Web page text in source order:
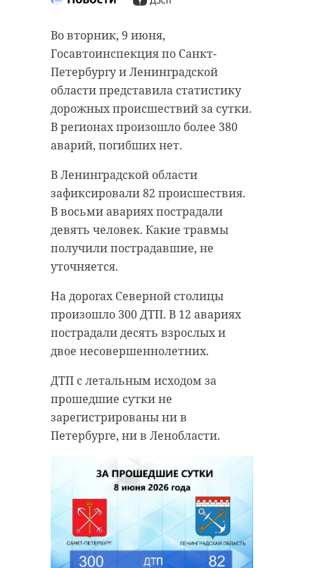
Во вторник, 9 июня,
Госавтоинспекция по Санкт-
Петербургу и Ленинградской
области представила статистику
дорожных происшествий за сутки.
В регионах произошло более 380
аварий, погибших нет.
В Ленинградской области
зафиксировали 82 происшествия.
В восьми авариях пострадали
девять человек. Какие травмы
получили пострадавшие, не
уточняется.
На дорогах Северной столицы
произошло 300 ДТП. В 12 авариях
пострадали десять взрослых и
двое несовершеннолетних.
ДТП с летальным исходом за
прошедшие сутки не
зарегистрированы ни в
Петербурге, ни в Ленобласти.